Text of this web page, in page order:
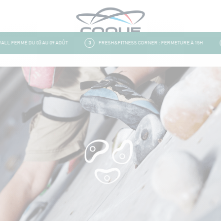
FERMÉ DU 03 AU 09 AOÛT 3 FRESH&FITNESS CORNER : FERMETURE À 15H 4